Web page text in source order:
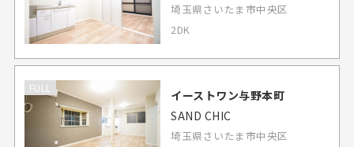
埼玉県さいたま市中央区
2DK
FULL
イーストワン与野本町
SAND CHIC
埼玉県さいたま市中央区